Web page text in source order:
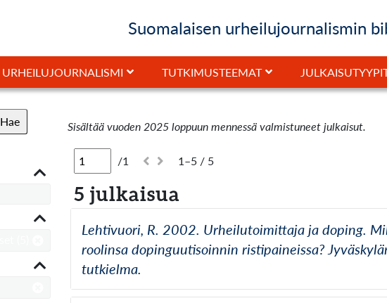
Suomalaisen urheilujournalismin
URHEILUJOURNALISMI TUTKIMUSTEEMAT
Hae Sisältää vuoden 2025 loppuun mennessä valmistuneet julkaisut.
/1 1–5 / 5
5 julkaisua
Lehtivuori, R. 2002. Urheilutoimittaja ja doping.
roolinsa dopinguutisoinnin ristipaineissa?
tutkielma.